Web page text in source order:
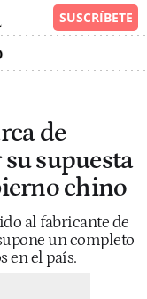
de
supuesta
chino
al fabricante de
un completo
en el país.